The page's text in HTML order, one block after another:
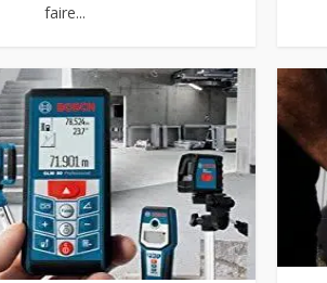
faire...